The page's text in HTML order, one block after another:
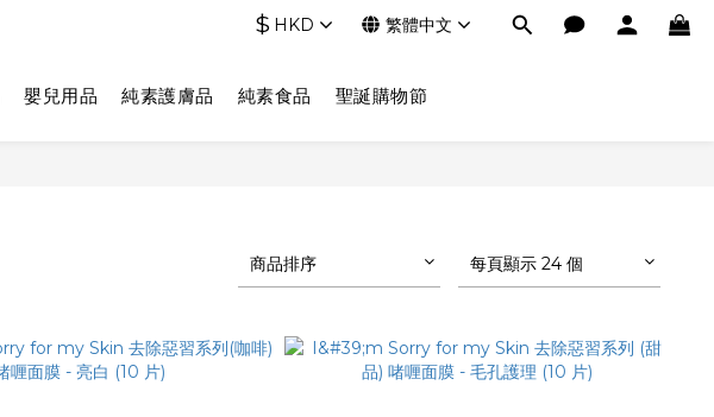
$ HKD 繁體中文
嬰兒用品 純素護膚品 純素食品 聖誕購物節
商品排序 每頁顯示 24 個